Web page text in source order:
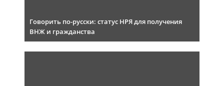
Говорить по-русски: статус НРЯ для получения
ВНЖ и гражданства